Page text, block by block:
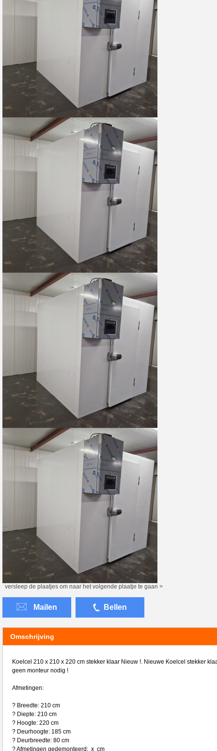
versleep de plaatjes om naar het volgende plaatje te gaan >
Mailen Bellen
Omschrijving
Koelcel 210 x 210 x 220 cm stekker klaar Nieuw !. Nieuwe Koelcel stekker
geen monteur nodig !
Afmetingen:
? Breedte: 210 cm
? Diepte: 210 cm
? Hoogte: 220 cm
? Deurhoogte: 185 cm
? Deurbreedte: 80 cm
? Afmetingen gedemonteerd: x cm